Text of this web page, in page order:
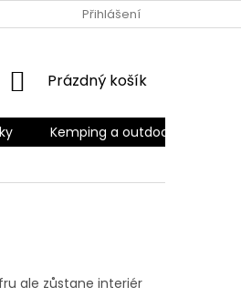
PODMÍNKY OCHRANY OSOBNÍCH
Přihlášení
NÁKUPNÍ
Prázdný košík
Kemping a outdoor
ale zůstane interiér